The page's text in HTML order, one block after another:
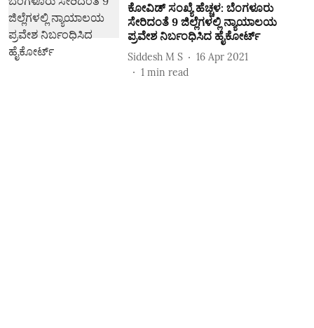
ಕೋವಿಡ್‌ ಸಂಖ್ಯೆ ಹೆಚ್ಚಳ: ಬೆಂಗಳೂರು
ಸೇರಿದಂತೆ 9 ಜಿಲ್ಲೆಗಳಲ್ಲಿ ನ್ಯಾಯಾಲಯ
ಪ್ರವೇಶ ನಿರ್ಬಂಧಿಸಿದ ಹೈಕೋರ್ಟ್‌
Siddesh M S
16 Apr 2021
1 min read